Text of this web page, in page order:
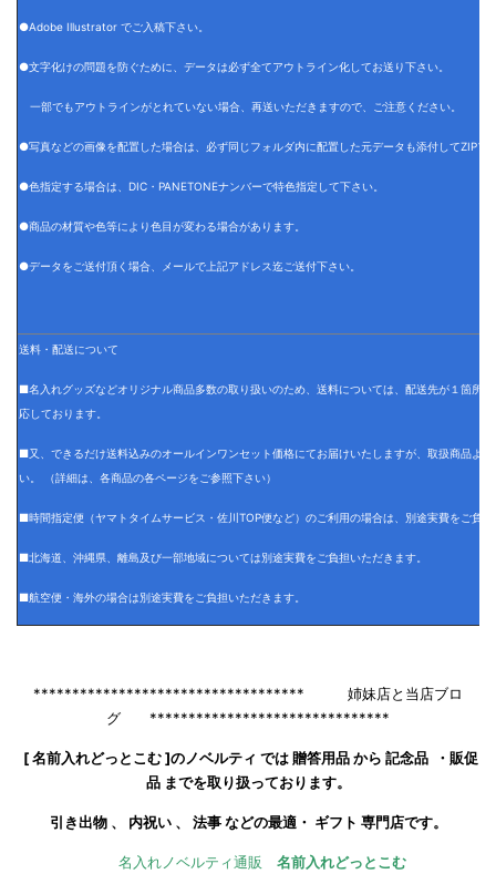
●Adobe Illustrator でご入稿下さい。
●文字化けの問題を防ぐために、データは必ず全てアウトライン化してお送り下さい。
一部でもアウトラインがとれていない場合、再送いただきますので、ご注意ください。
●写真などの画像を配置した場合は、必ず同じフォルダ内に配置した元データも添付してZIPフ
●色指定する場合は、DIC・PANETONEナンバーで特色指定して下さい。
●商品の材質や色等により色目が変わる場合があります。
●データをご送付頂く場合、メールで上記アドレス迄ご送付下さい。
送料・配送について
■名入れグッズなどオリジナル商品多数の取り扱いのため、送料については、配送先が１箇所
応しております。
■又、できるだけ送料込みのオールインワンセット価格にてお届けいたしますが、取扱商品よ
い。 （詳細は、各商品の各ページをご参照下さい）
■時間指定便（ヤマトタイムサービス・佐川TOP便など）のご利用の場合は、別途実費をご負
■北海道、沖縄県、離島及び一部地域については別途実費をご負担いただきます。
■航空便・海外の場合は別途実費をご負担いただきます。
*********************************** 姉妹店と当店ブロ
グ *******************************
[ 名前入れどっとこむ ]のノベルティ では 贈答用品 から 記念品 ・販促
品 までを取り扱っております。
引き出物 、 内祝い 、 法事 などの最適・ ギフト 専門店です。
名入れノベルティ通販 名前入れどっとこむ